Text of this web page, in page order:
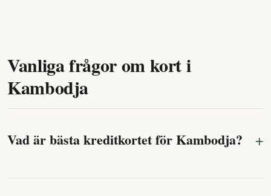
Vanliga frågor om kort i
Kambodja
Vad är bästa kreditkortet för Kambodja?